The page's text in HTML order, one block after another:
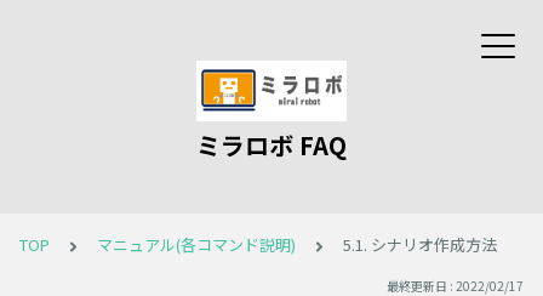
ミラロボ FAQ
TOP マニュアル(各コマンド説明) 5.1. シナリオ作成方法
最終更新日 : 2022/02/17